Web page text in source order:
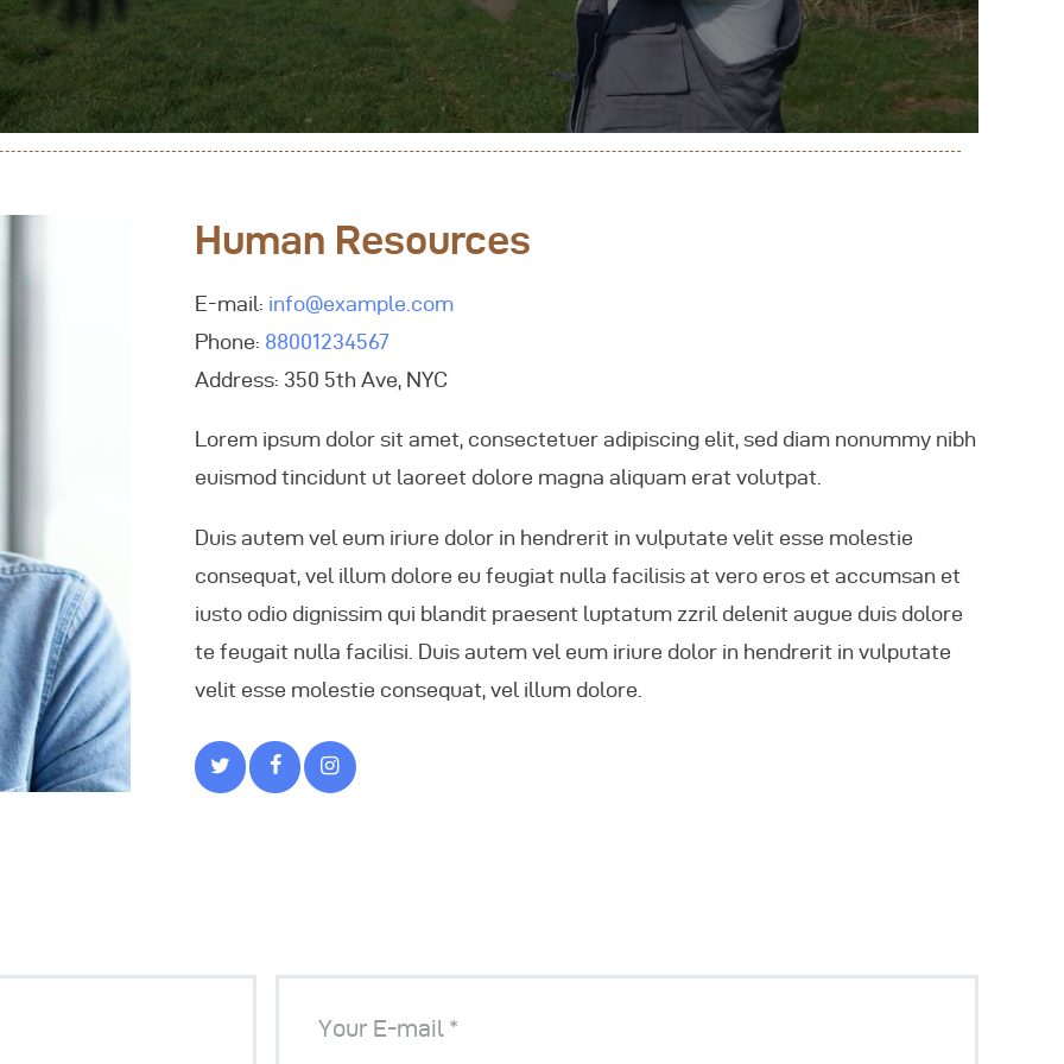
Nous
Human Resources
E-mail: info@example.com
Phone: 88001234567
Address: 350 5th Ave, NYC
Lorem ipsum dolor sit amet, consectetuer adipiscing elit, sed diam nonummy nibh
euismod tincidunt ut laoreet dolore magna aliquam erat volutpat.
Duis autem vel eum iriure dolor in hendrerit in vulputate velit esse molestie
consequat, vel illum dolore eu feugiat nulla facilisis at vero eros et accumsan et
iusto odio dignissim qui blandit praesent luptatum zzril delenit augue duis dolore
te feugait nulla facilisi. Duis autem vel eum iriure dolor in hendrerit in vulputate
velit esse molestie consequat, vel illum dolore.